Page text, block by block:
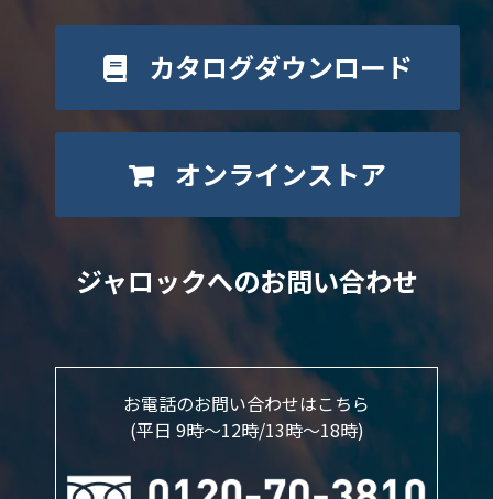
カタログダウンロード
オンラインストア
ジャロックへのお問い合わせ
お電話のお問い合わせはこちら
(平日 9時～12時/13時〜18時)